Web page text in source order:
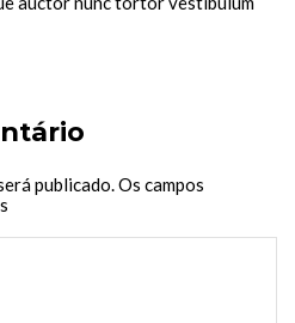
publicado. Os campos